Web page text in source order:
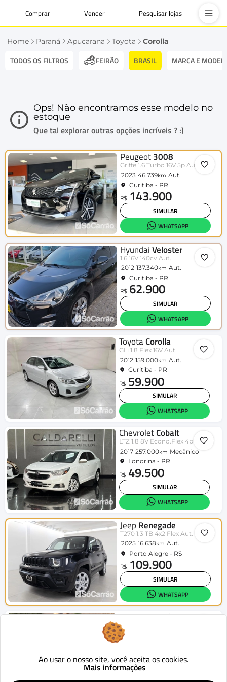
Comprar Vender Pesquisar lojas
Home Paraná Apucarana Toyota Corolla
TODOS OS FILTROS FEIRÃO BRASIL MARCA E
Ops! Não encontramos esse modelo no
estoque
Que tal explorar outras opções incríveis ? :)
Peugeot 3008
Griffe 1.6 Turbo 16V 5p Aut.
2023 46.739km Aut.
Curitiba - PR
R$ 143.900
SIMULAR
WHATSAPP
HyundaiVeloster
1.6 16V 140cv Aut.
2012 137.340km Aut.
Curitiba - PR
R$ 62.900
SIMULAR
WHATSAPP
ToyotaCorolla
GLi 1.8 Flex 16V Aut.
2012 159.000km Aut.
Curitiba - PR
R$ 59.900
SIMULAR
WHATSAPP
ChevroletCobalt
LTZ 1.8 8V Econo.Flex 4p Mec.
2017 257.000km Mecânico
Londrina - PR
R$ 49.500
SIMULAR
WHATSAPP
Jeep Renegade
T270 1.3 TB 4x2 Flex Aut.
2025 16.638km Aut.
Porto Alegre - RS
R$ 109.900
SIMULAR
WHATSAPP
JeepRenegade
2023
R$ 99.900
Ao usar o nosso site, você aceita os cookies.
Mais informações